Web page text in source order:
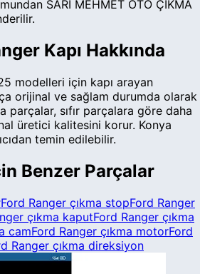
SARI MEHMET OTO ÇIKMA
Kapı Hakkında
modelleri için kapı arayan
orijinal ve sağlam durumda olarak
parçalar, sıfır parçalara göre daha
üretici kalitesini korur. Konya
temin edilebilir.
Benzer Parçalar
Ford Ranger çıkma stopFord Ranger
çıkma kaputFord Ranger çıkma
camFord Ranger çıkma motorFord
Ranger çıkma direksiyon